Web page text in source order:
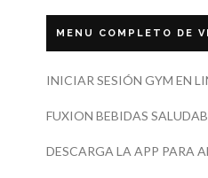
MENU COMPLETO DE
INICIAR SESIÓN GYM EN
FUXION BEBIDAS
DESCARGA LA APP PARA